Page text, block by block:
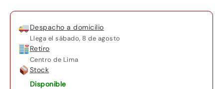
Despacho a domicilio
Llega elsábado, 8 de agosto
Retiro
Centro de Lima
Stock
Disponible